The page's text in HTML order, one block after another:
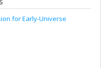
for Early-Universe